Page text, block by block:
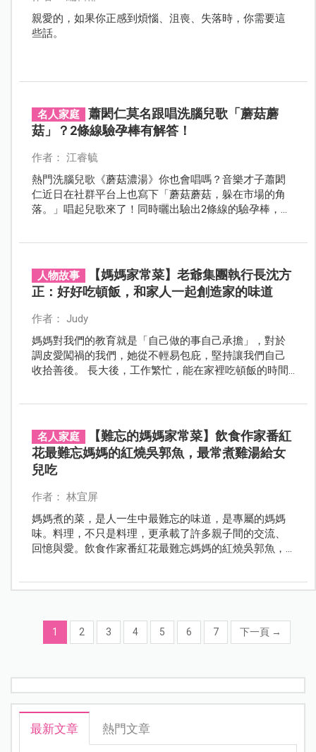
親愛的，如果你正感到煩惱、沮喪、失落時，你需要這
些話。
名人家庭
蕭閎仁莫名跟唱洗腦兒歌「蘑菇蘑
菇」？2條線驗孕棒有解答！
作者： 江睿毓
熱門洗腦兒歌《蘑菇濃湯》你也會唱嗎？音樂才子蕭閎
仁近日在社群平台上也寫下「蘑菇蘑菇，躲在市場的角
落。」唱起兒歌來了！同時曬出驗出2條線的驗孕棒，公
人物故事
【媽媽家常菜】老爺集團執行長沈方
正：好好吃頓飯，和家人一起創造家的味道
作者： Judy
媽媽對我們的教育就是「自己做的事自己承擔」，對於
調皮愛闖禍的我們，她從不輕易包庇，堅持讓我們自己
收拾善後。 長大後，工作繁忙，能在家裡吃頓飯的時間
名人家庭
【難忘的媽媽家常菜】飲食作家番紅
花最難忘媽媽的紅燒吳郭魚，最常煮雞湯給女
兒吃
作者： 林宜屏
媽媽煮的菜，是人一生中最難忘的味道，是專屬的媽媽
味。料理，不只是料理，更承載了許多親子間的交流、
回憶與愛。飲食作家番紅花最難忘媽媽的紅燒吳郭魚，
1 2 3 4 5 6 7 下一頁 →
最新文章 熱門文章